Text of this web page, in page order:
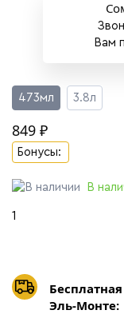
Вам
473мл 3.8л
849 ₽
Бонусы:
В
Эль-Монте: